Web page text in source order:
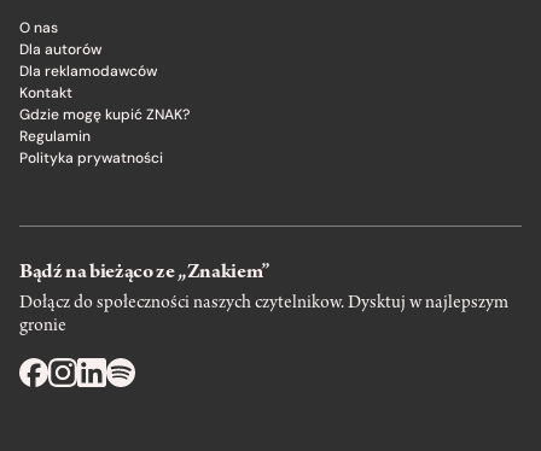
O nas
Dla autorów
Dla reklamodawców
Kontakt
Gdzie mogę kupić ZNAK?
Regulamin
Polityka prywatności
Bądź na bieżąco ze „Znakiem”
Dołącz do społeczności naszych czytelnikow. Dysktuj w najlepszym
gronie